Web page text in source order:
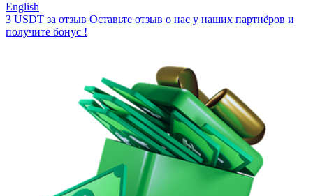
English
3 USDT за отзыв Оставьте отзыв о нас у наших партнёров и
получите бонус !